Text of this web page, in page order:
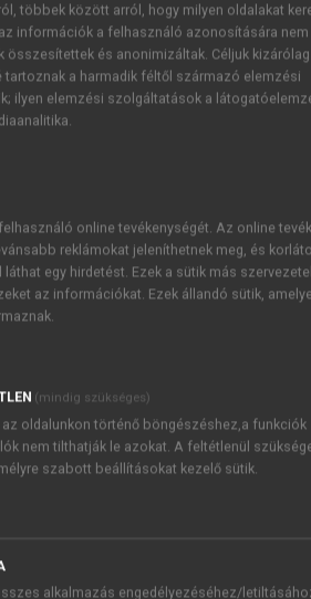
ÚJ FIÓK
1 óra
JELSZÓ
Kérek értesítést a MeRSZ
Kérek értesítést az
többek között arról, hogy milyen oldalakat
információk a felhasználó azonosítására nem
összesítettek és anonimizáltak. Céljuk
tartoznak a harmadik féltől származó elemzési
ilyen elemzési szolgáltatások a
online tevékenységét. Az online
reklámokat jeleníthetnek meg, és
egy hirdetést. Ezek a sütik más
az információkat. Ezek állandó sütik,
(mindig szükséges)
az oldalunkon történő böngészéshez,a funkciók
nem tilthatják le azokat. A feltétlenül
szabott beállításokat kezelő sütik.
alkalmazás engedélyezéséhez/